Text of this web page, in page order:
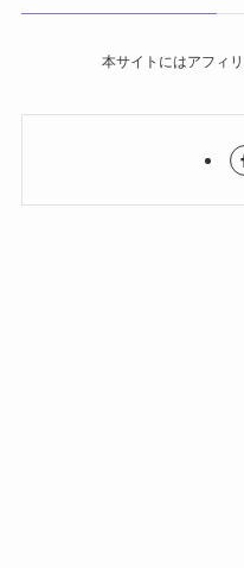
本サイトにはアフィ